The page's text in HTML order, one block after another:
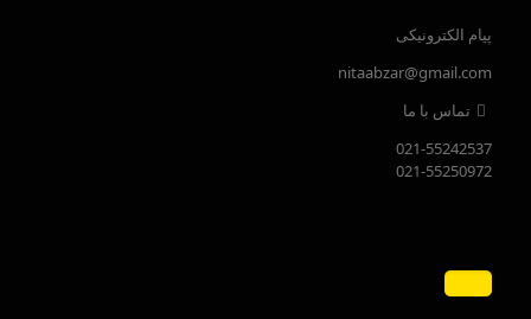
پیام الکترونیکی
nitaabzar@gmail.com
تماس با ما
021-55242537
021-55250972